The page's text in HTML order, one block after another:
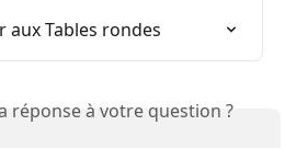
Tables rondes
réponse à votre question ?